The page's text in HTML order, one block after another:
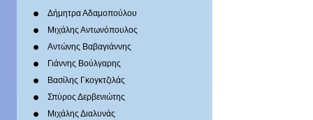
Δήμητρα Αδαμοπούλου
Μιχάλης Αντωνόπουλος
Αντώνης Βαβαγιάννης
Γιάννης Βούλγαρης
Βασίλης Γκογκτζιλάς
Σπύρος Δερβενιώτης
Mιχάλης Διαλυνάς